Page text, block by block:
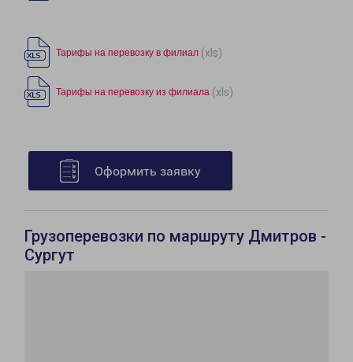
Тарифы на перевозку в филиал (xls)
Тарифы на перевозку из филиала (xls)
Оформить заявку
Грузоперевозки по маршруту Дмитров -
Сургут